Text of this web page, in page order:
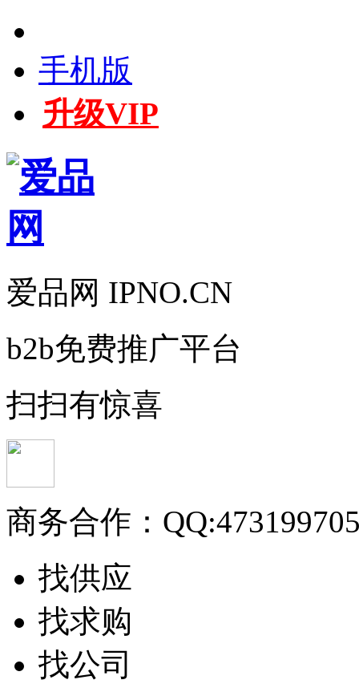
手机版
升级VIP
爱品网 IPNO.CN
b2b免费推广平台
扫扫有惊喜
商务合作：
找供应
找求购
找公司